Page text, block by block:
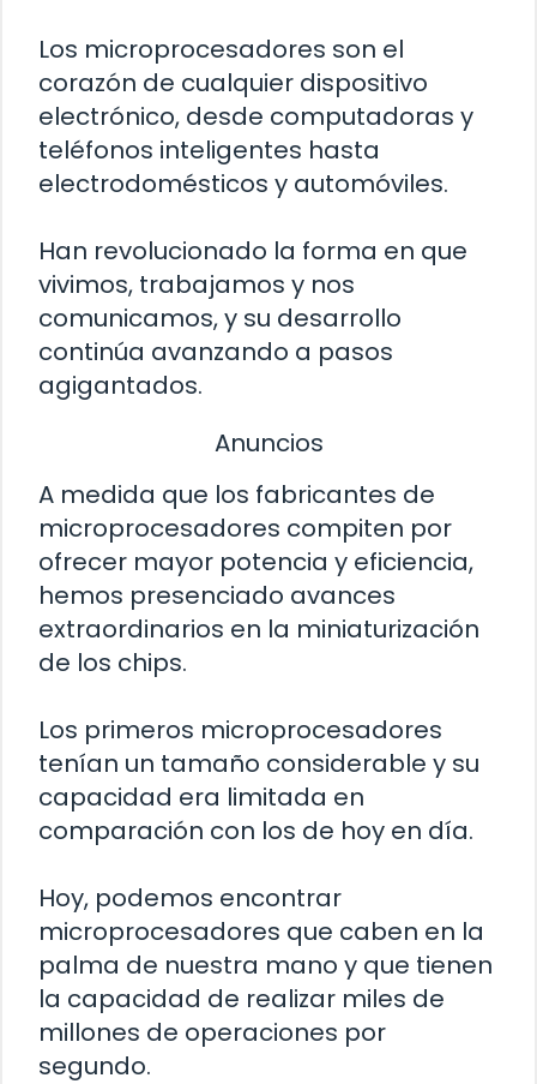
Los microprocesadores son el
corazón de cualquier dispositivo
electrónico, desde computadoras y
teléfonos inteligentes hasta
electrodomésticos y automóviles.
Han revolucionado la forma en que
vivimos, trabajamos y nos
comunicamos, y su desarrollo
continúa avanzando a pasos
agigantados.
Anuncios
A medida que los fabricantes de
microprocesadores compiten por
ofrecer mayor potencia y eficiencia,
hemos presenciado avances
extraordinarios en la miniaturización
de los chips.
Los primeros microprocesadores
tenían un tamaño considerable y su
capacidad era limitada en
comparación con los de hoy en día.
Hoy, podemos encontrar
microprocesadores que caben en la
palma de nuestra mano y que tienen
la capacidad de realizar miles de
millones de operaciones por
segundo.